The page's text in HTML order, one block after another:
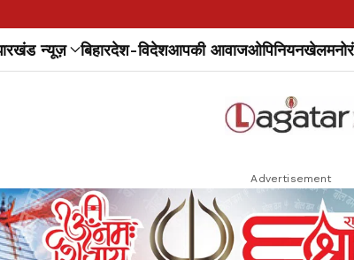
न्यूज़ बिहारदेश-विदेशआपकी आवाजओपिनियनखेल
Advertisement